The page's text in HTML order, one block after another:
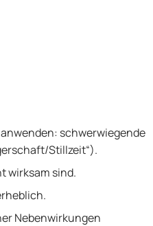
schwerwiegende
Stillzeit“).
wirksam sind.
Nebenwirkungen